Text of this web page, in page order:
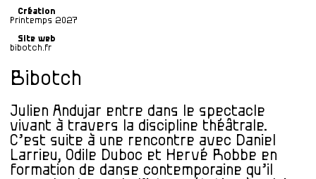
Création
Printemps 2027
Site web
bibotch.fr
Bibotch
Julien Andujar entre dans le spectacle
vivant à travers la discipline théâtrale.
C’est suite à une rencontre avec Daniel
Larrieu, Odile Duboc et Hervé Robbe en
formation de danse contemporaine qu’il